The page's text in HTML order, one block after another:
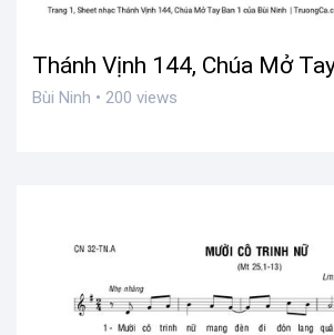
Thánh Vịnh 144, Chúa Mở
Bùi Ninh • 200 views